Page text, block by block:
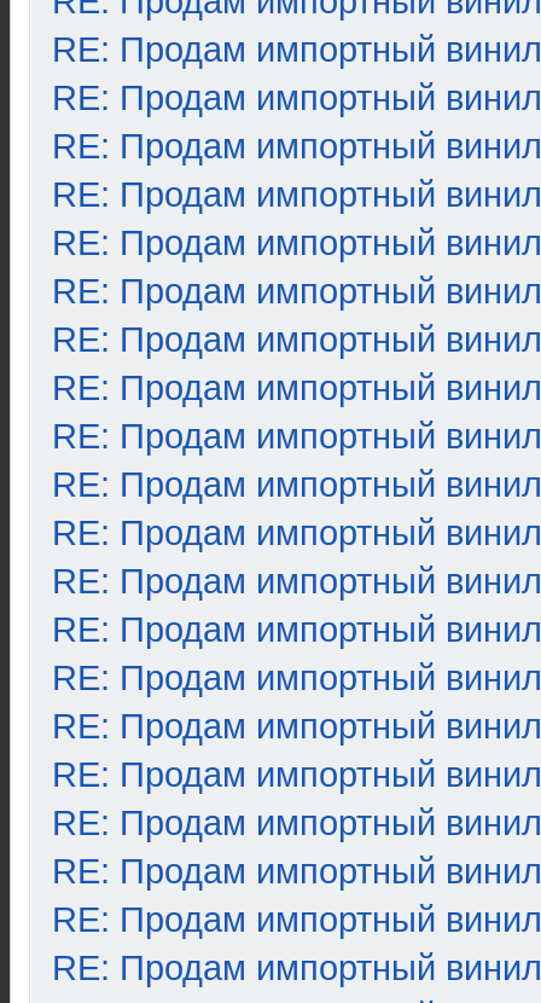
RE: Продам импортный винил
RE: Продам импортный винил
RE: Продам импортный винил
RE: Продам импортный винил
RE: Продам импортный винил
RE: Продам импортный винил
RE: Продам импортный винил
RE: Продам импортный винил
RE: Продам импортный винил
RE: Продам импортный винил
RE: Продам импортный винил
RE: Продам импортный винил
RE: Продам импортный винил
RE: Продам импортный винил
RE: Продам импортный винил
RE: Продам импортный винил
RE: Продам импортный винил
RE: Продам импортный винил
RE: Продам импортный винил
RE: Продам импортный винил